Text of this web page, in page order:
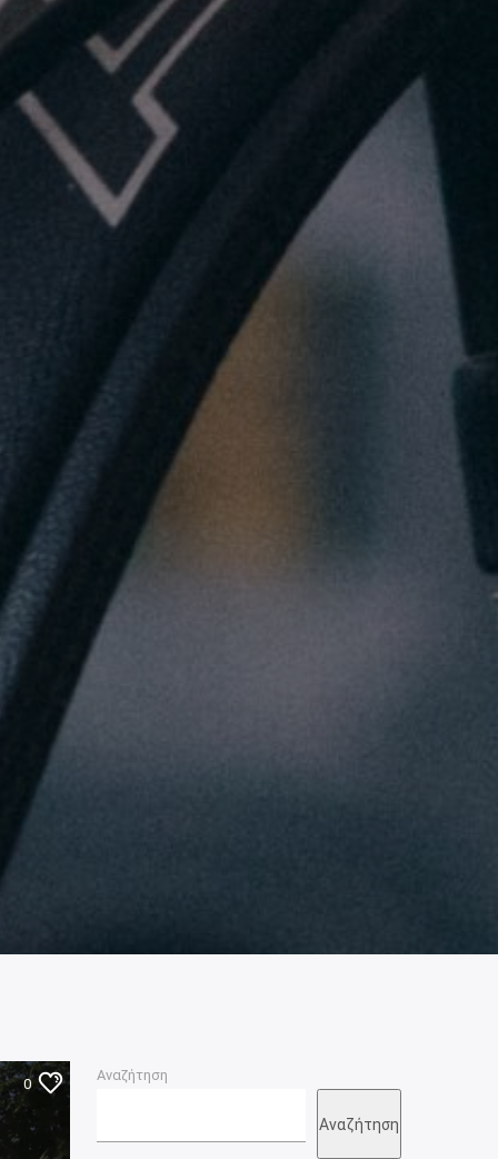
0
Αναζήτηση
Αναζήτηση